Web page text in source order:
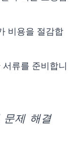
비용을 절감합
류를 준비합니
문제 해결